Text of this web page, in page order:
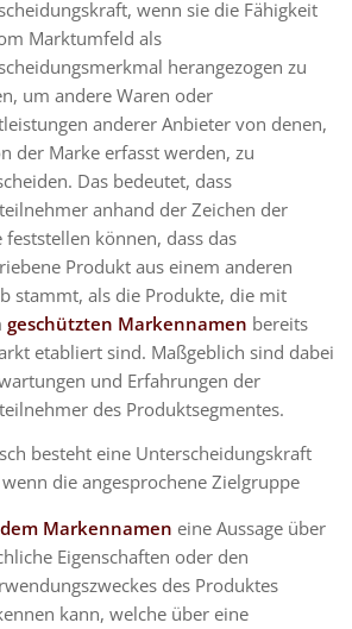
wenn sie die Fähigkeit
Marktumfeld als
herangezogen zu
um andere Waren oder
anderer Anbieter von denen,
der Marke erfasst werden, zu
Das bedeutet, dass
anhand der Zeichen der
feststellen können, dass das
Produkt aus einem anderen
stammt, als die Produkte, die mit
geschützten Markennamen bereits
etabliert sind. Maßgeblich sind dabei
und Erfahrungen der
des Produktsegmentes.
besteht eine Unterscheidungskraft
die angesprochene Zielgruppe
Markennamen eine Aussage über
Eigenschaften oder den
des Produktes
kann, welche über eine